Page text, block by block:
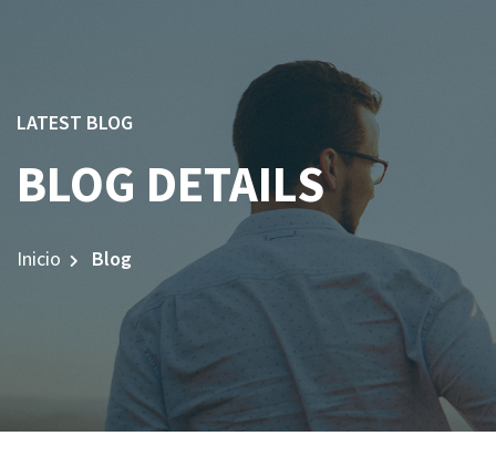
LATEST BLOG
BLOG DETAILS
Inicio Blog